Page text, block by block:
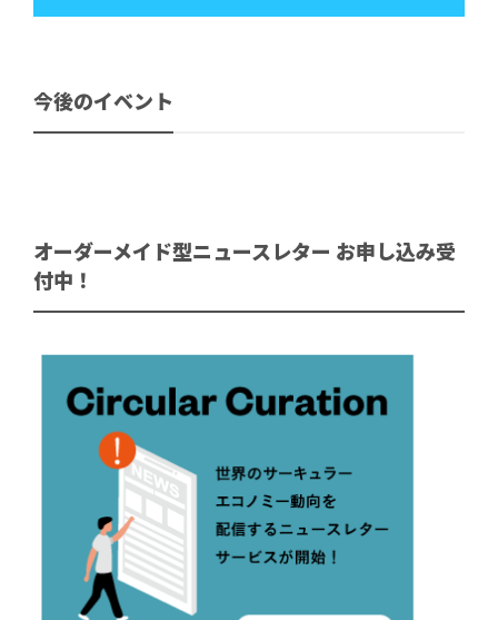
今後のイベント
オーダーメイド型ニュースレター お申し込み受
付中！